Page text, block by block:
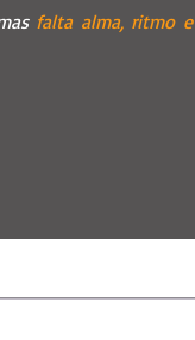
falta alma, ritmo e